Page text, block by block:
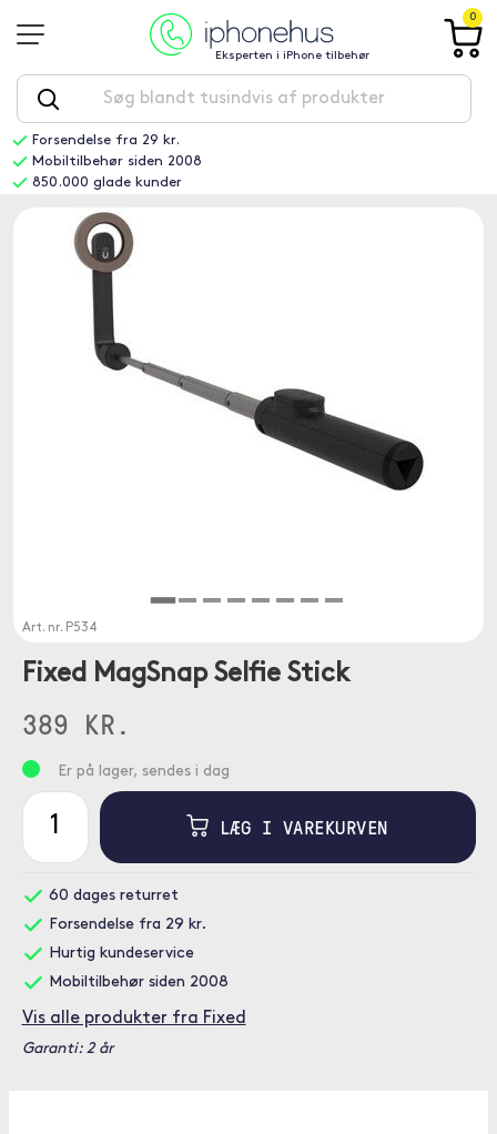
Eksperten i iPhone tilbehør
0
Forsendelse fra 29 kr.
Mobiltilbehør siden 2008
850.000 glade kunder
Art. nr. P534
Fixed MagSnap Selfie Stick
389 KR.
Er på lager, sendes i dag
LÆG I VAREKURVEN
60 dages returret
Forsendelse fra 29 kr.
Hurtig kundeservice
Mobiltilbehør siden 2008
Vis alle produkter fra Fixed
Garanti: 2 år